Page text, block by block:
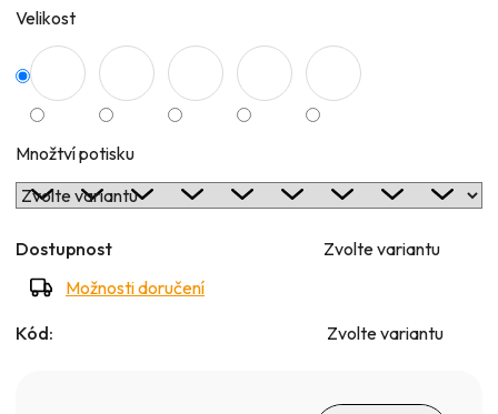
Velikost
Množtví potisku
Dostupnost
Zvolte variantu
Možnosti doručení
Kód: Zvolte variantu